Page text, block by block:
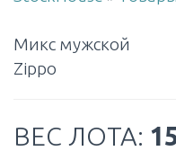
Микс мужской
Zippo
ВЕС ЛОТА: